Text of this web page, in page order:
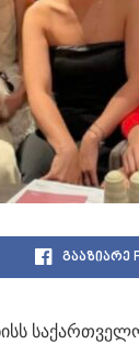
გააზიარე